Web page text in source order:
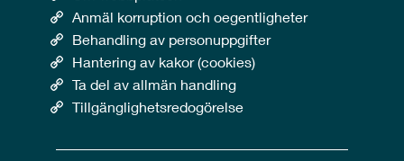
Anmäl korruption och oegentligheter
Behandling av personuppgifter
Hantering av kakor (cookies)
Ta del av allmän handling
Tillgänglighetsredogörelse